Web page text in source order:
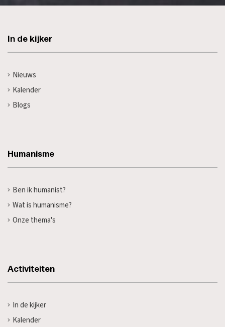
In de kijker
Nieuws
Kalender
Blogs
Humanisme
Ben ik humanist?
Wat is humanisme?
Onze thema's
Activiteiten
In de kijker
Kalender